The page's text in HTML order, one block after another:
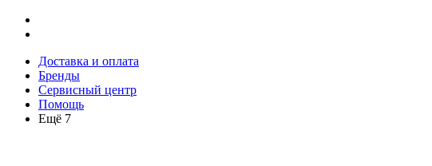
Доставка и оплата
Бренды
Сервисный центр
Помощь
Ещё 7